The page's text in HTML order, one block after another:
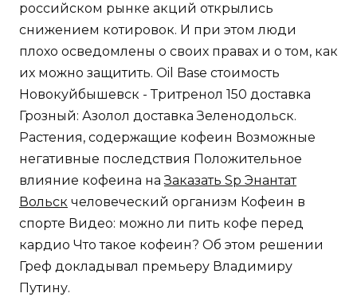
российском рынке акций открылись
снижением котировок. И при этом люди
плохо осведомлены о своих правах и о том, как
их можно защитить. Oil Base стоимость
Новокуйбышевск - Тритренол 150 доставка
Грозный: Азолол доставка Зеленодольск.
Растения, содержащие кофеин Возможные
негативные последствия Положительное
влияние кофеина наЗаказать Sp Энантат
Вольск человеческий организм Кофеин в
спорте Видео: можно ли пить кофе перед
кардио Что такое кофеин? Об этом решении
Греф докладывал премьеру Владимиру
Путину.